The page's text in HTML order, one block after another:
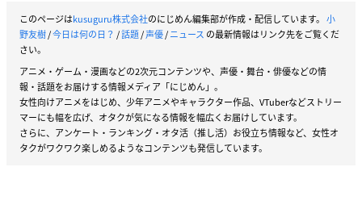
このページはkusuguru株式会社のにじめん編集部が作成・配信しています。 小
野友樹/今日は何の日？ /話題/声優/ニュース の最新情報はリンク先をご覧くだ
さい。
アニメ・ゲーム・漫画などの2次元コンテンツや、声優・舞台・俳優などの情
報・話題をお届けする情報メディア「にじめん」。
女性向けアニメをはじめ、少年アニメやキャラクター作品、VTuberなどストリー
マーにも幅を広げ、オタクが気になる情報を幅広くお届けしています。
さらに、アンケート・ランキング・オタ活（推し活）お役立ち情報など、女性オ
タクがワクワク楽しめるようなコンテンツも発信しています。